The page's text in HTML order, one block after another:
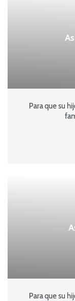
Para que su
Para que su